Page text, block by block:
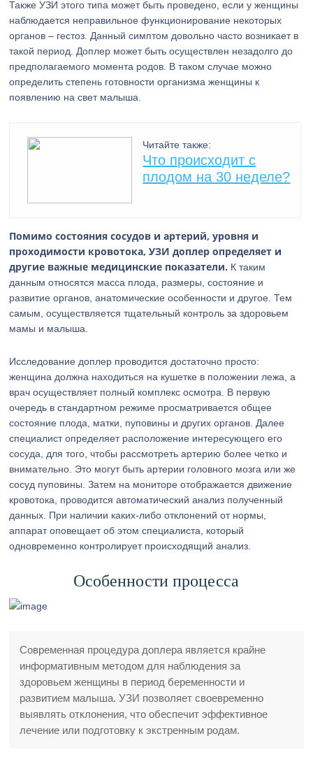
Также УЗИ этого типа может быть проведено, если у женщины
наблюдается неправильное функционирование некоторых
органов – гестоз. Данный симптом довольно часто возникает в
такой период. Доплер может быть осуществлен незадолго до
предполагаемого момента родов. В таком случае можно
определить степень готовности организма женщины к
появлению на свет малыша.
Читайте также:
Что происходит с
плодом на 30 неделе?
Помимо состояния сосудов и артерий, уровня и
проходимости кровотока, УЗИ доплер определяет и
другие важные медицинские показатели. К таким
данным относятся масса плода, размеры, состояние и
развитие органов, анатомические особенности и другое. Тем
самым, осуществляется тщательный контроль за здоровьем
мамы и малыша.
Исследование доплер проводится достаточно просто:
женщина должна находиться на кушетке в положении лежа, а
врач осуществляет полный комплекс осмотра. В первую
очередь в стандартном режиме просматривается общее
состояние плода, матки, пуповины и других органов. Далее
специалист определяет расположение интересующего его
сосуда, для того, чтобы рассмотреть артерию более четко и
внимательно. Это могут быть артерии головного мозга или же
сосуд пуповины. Затем на мониторе отображается движение
кровотока, проводится автоматический анализ полученный
данных. При наличии каких-либо отклонений от нормы,
аппарат оповещает об этом специалиста, который
одновременно контролирует происходящий анализ.
Особенности процесса
Современная процедура доплера является крайне
информативным методом для наблюдения за
здоровьем женщины в период беременности и
развитием малыша. УЗИ позволяет своевременно
выявлять отклонения, что обеспечит эффективное
лечение или подготовку к экстренным родам.